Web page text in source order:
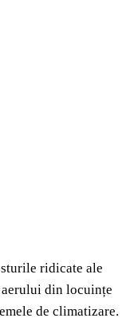
ridicate ale
din locuințe
de climatizare.